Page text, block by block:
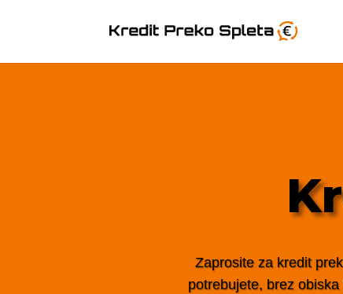
Zaprosite za kredit
potrebujete, brez